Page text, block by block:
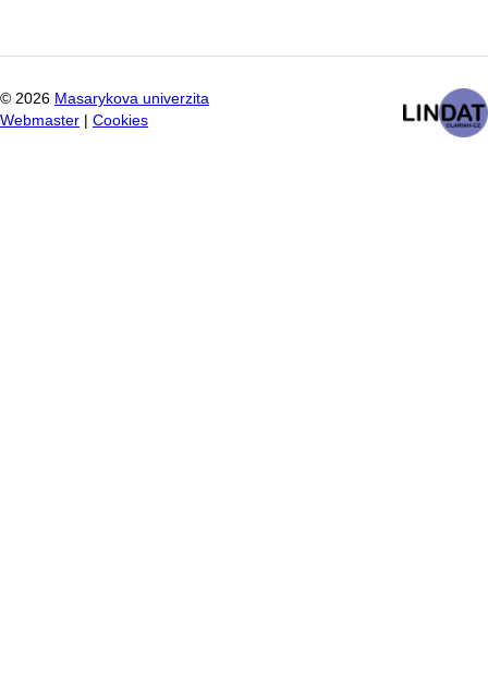
© 2026 Masarykova univerzita
Webmaster
Cookies